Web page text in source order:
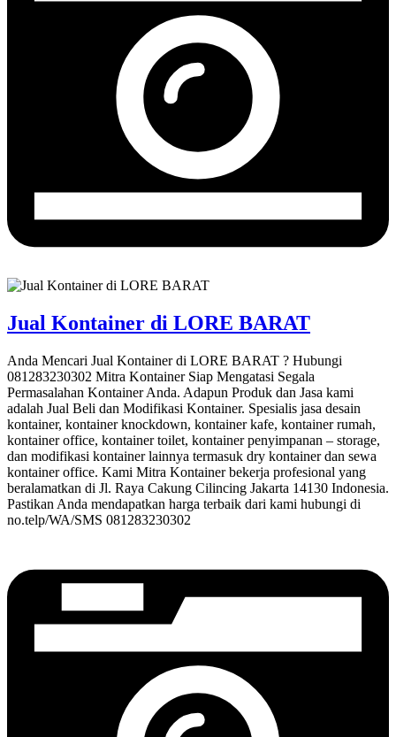
Jual Kontainer di LORE BARAT
Anda Mencari Jual Kontainer di LORE BARAT ? Hubungi
081283230302 Mitra Kontainer Siap Mengatasi Segala
Permasalahan Kontainer Anda. Adapun Produk dan Jasa kami
adalah Jual Beli dan Modifikasi Kontainer. Spesialis jasa desain
kontainer, kontainer knockdown, kontainer kafe, kontainer rumah,
kontainer office, kontainer toilet, kontainer penyimpanan – storage,
dan modifikasi kontainer lainnya termasuk dry kontainer dan sewa
kontainer office. Kami Mitra Kontainer bekerja profesional yang
beralamatkan di Jl. Raya Cakung Cilincing Jakarta 14130 Indonesia.
Pastikan Anda mendapatkan harga terbaik dari kami hubungi di
no.telp/WA/SMS 081283230302